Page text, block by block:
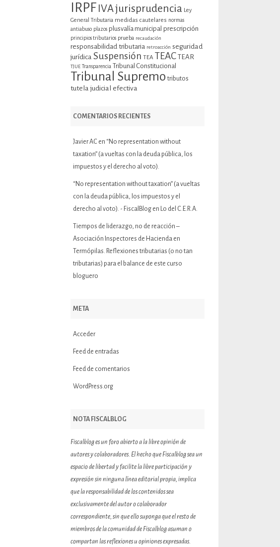
IRPF IVAjurisprudencia Ley
General Tributaria medidas cautelares normas
antiabuso plazos plusvalía municipal prescripción
principios tributarios prueba recaudación
responsabilidad tributaria retroacción seguridad
jurídica Suspensión TEA TEAC TEAR
TJUE Transparencia Tribunal Constitucional
Tribunal Supremo tributos
tutela judicial efectiva
COMENTARIOS RECIENTES
Javier AC en “No representation without
taxation” (a vueltas con la deuda pública, los
impuestos y el derecho al voto).
“No representation without taxation” (a vueltas
con la deuda pública, los impuestos y el
derecho al voto). - FiscalBlogen Lo del C.E.R.A.
Tiempos de liderazgo, no de reacción –
Asociación Inspectores de Haciendaen
Termópilas. Reflexiones tributarias (o no tan
tributarias) para el balance de este curso
bloguero
META
Acceder
Feed de entradas
Feed de comentarios
WordPress.org
NOTA FISCALBLOG
Fiscalblog es un foro abierto a la libre opinión de
autores y colaboradores. El hecho que Fiscalblog sea un
espacio de libertad y facilite la libre participación y
expresión sin ninguna línea editorial propia, implica
que la responsabilidad de los contenidos sea
exclusivamente del autor o colaborador
correspondiente, sin que ello suponga que el resto de
miembros de la comunidad de Fiscalblog asuman o
compartan las reflexiones u opiniones expresadas.